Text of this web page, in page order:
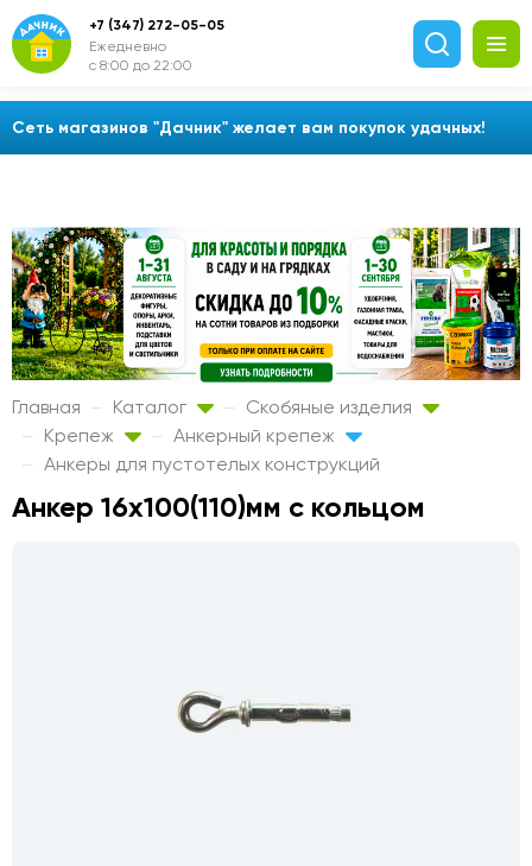
Сеть магазинов "Дачник" желает вам покупок удачных!
+7 (347) 272-05-05
Ежедневно
с 8:00 до 22:00
Главная Каталог
Скобяные изделия
Крепеж
Анкерный крепеж
Анкеры для пустотелых конструкций
Анкер 16х100(110)мм с кольцом